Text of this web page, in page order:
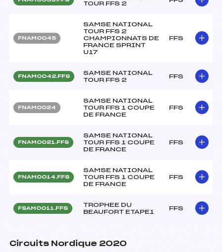
TOUR FFS 2
FNAM0045
SAMSE NATIONAL
TOUR FFS 2
CHAMPIONNATS DE
FRANCE SPRINT
U17
FFS
FNAM0042.FFS
SAMSE NATIONAL
TOUR FFS 2
FFS
FNAM0024
SAMSE NATIONAL
TOUR FFS 1 COUPE
DE FRANCE
FFS
FNAM0021.FFS
SAMSE NATIONAL
TOUR FFS 1 COUPE
DE FRANCE
FFS
FNAM0014.FFS
SAMSE NATIONAL
TOUR FFS 1 COUPE
DE FRANCE
FFS
FSAM0011.FFS
TROPHEE DU
BEAUFORT ETAPE1
FFS
Circuits Nordique 2020